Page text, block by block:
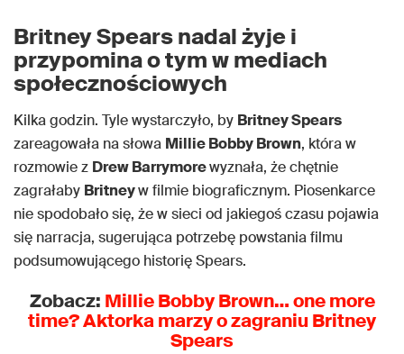
Britney Spears nadal żyje i
przypomina o tym w mediach
społecznościowych
Kilka godzin. Tyle wystarczyło, by Britney Spears
zareagowała na słowa Millie Bobby Brown, która w
rozmowie z Drew Barrymorewyznała, że chętnie
zagrałaby Britneyw filmie biograficznym. Piosenkarce
nie spodobało się, że w sieci od jakiegoś czasu pojawia
się narracja, sugerująca potrzebę powstania filmu
podsumowującego historię Spears.
Zobacz: Millie Bobby Brown… one more
time? Aktorka marzy o zagraniu Britney
Spears